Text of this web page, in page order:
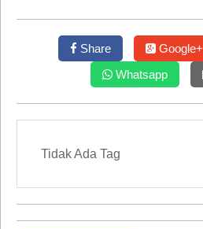
Share Google+
Whatsapp
Tidak Ada Tag